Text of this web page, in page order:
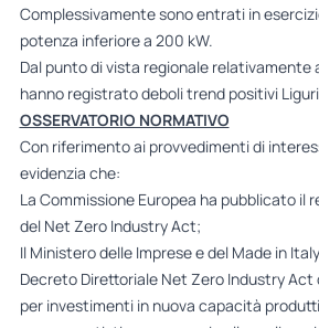
Complessivamente sono entrati in
potenza inferiore a 200 kW.
Dal punto di vista regionale relativamente
hanno registrato deboli trend positivi
OSSERVATORIO NORMATIVO
Con riferimento ai provvedimenti di
evidenzia che:
La Commissione Europea ha pubblicato il
del Net Zero Industry Act;
Il Ministero delle Imprese e del Made in
Decreto Direttoriale Net Zero Industry Act
per investimenti in nuova capacità